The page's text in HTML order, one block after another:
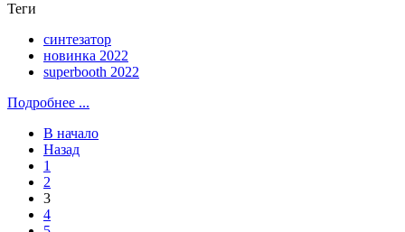
Теги
синтезатор
новинка 2022
superbooth 2022
Подробнее ...
В начало
Назад
1
2
3
4